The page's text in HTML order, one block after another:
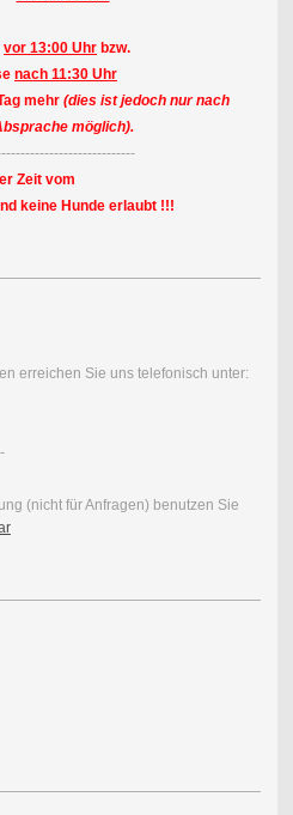
vor 13:00 Uhr bzw.
nach 11:30 Uhr
mehr (dies ist jedoch nur nach
möglich).
Zeit vom
keine Hunde erlaubt !!!
erreichen Sie uns telefonisch unter:
(nicht für Anfragen) benutzen Sie